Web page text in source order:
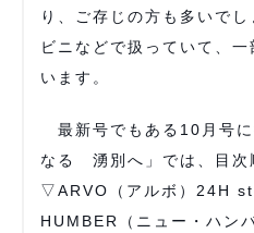
り、ご存じの方も多いで
ビニなどで扱っていて、
います。
最新号でもある10月号
なる 湧別へ」では、目
▽ARVO（アルボ）24H
HUMBER（ニュー・ハン